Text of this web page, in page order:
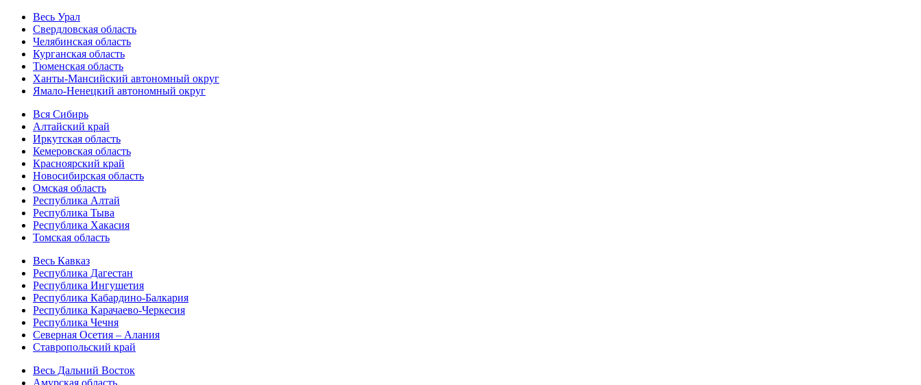
Весь Урал
Свердловская область
Челябинская область
Курганская область
Тюменская область
Ханты-Мансийский автономный округ
Ямало-Ненецкий автономный округ
Вся Сибирь
Алтайский край
Иркутская область
Кемеровская область
Красноярский край
Новосибирская область
Омская область
Республика Алтай
Республика Тыва
Республика Хакасия
Томская область
Весь Кавказ
Республика Дагестан
Республика Ингушетия
Республика Кабардино-Балкария
Республика Карачаево-Черкесия
Республика Чечня
Северная Осетия – Алания
Ставропольский край
Весь Дальний Восток
Амурская область